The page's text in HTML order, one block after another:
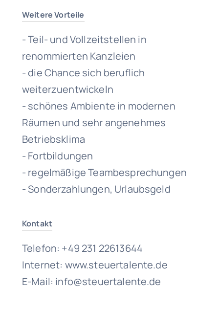
Weitere Vorteile
- Teil- und Vollzeitstellen in
renommierten Kanzleien
- die Chance sich beruflich
weiterzuentwickeln
- schönes Ambiente in modernen
Räumen und sehr angenehmes
Betriebsklima
- Fortbildungen
- regelmäßige Teambesprechungen
- Sonderzahlungen, Urlaubsgeld
Kontakt
Telefon: +49 231 22613644
Internet: www.steuertalente.de
E-Mail: info@steuertalente.de